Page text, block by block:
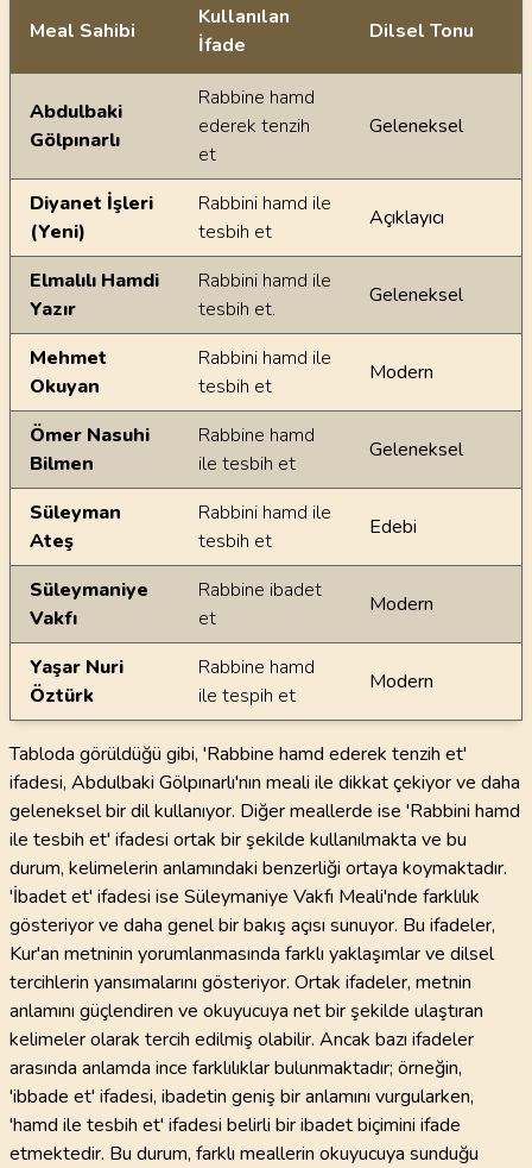
Ayetin meallerindeki dilsel farklılıklar
Meal Sahibi
Kullanılan
İfade
Dilsel Tonu
Abdulbaki
Gölpınarlı
Rabbine hamd
ederek tenzih
et
Geleneksel
Diyanet İşleri
(Yeni)
Rabbini hamd ile
tesbih et
Açıklayıcı
Elmalılı Hamdi
Yazır
Rabbini hamd ile
tesbih et.
Geleneksel
Mehmet
Okuyan
Rabbini hamd ile
tesbih et
Modern
Ömer Nasuhi
Bilmen
Rabbine hamd
ile tesbih et
Geleneksel
Süleyman
Ateş
Rabbini hamd ile
tesbih et
Edebi
Süleymaniye
Vakfı
Rabbine ibadet
et
Modern
Yaşar Nuri
Öztürk
Rabbine hamd
ile tespih et
Modern
Tabloda görüldüğü gibi, 'Rabbine hamd ederek tenzih et'
ifadesi, Abdulbaki Gölpınarlı'nın meali ile dikkat çekiyor ve daha
geleneksel bir dil kullanıyor. Diğer meallerde ise 'Rabbini hamd
ile tesbih et' ifadesi ortak bir şekilde kullanılmakta ve bu
durum, kelimelerin anlamındaki benzerliği ortaya koymaktadır.
'İbadet et' ifadesi ise Süleymaniye Vakfı Meali'nde farklılık
gösteriyor ve daha genel bir bakış açısı sunuyor. Bu ifadeler,
Kur'an metninin yorumlanmasında farklı yaklaşımlar ve dilsel
tercihlerin yansımalarını gösteriyor. Ortak ifadeler, metnin
anlamını güçlendiren ve okuyucuya net bir şekilde ulaştıran
kelimeler olarak tercih edilmiş olabilir. Ancak bazı ifadeler
arasında anlamda ince farklılıklar bulunmaktadır; örneğin,
'ibbade et' ifadesi, ibadetin geniş bir anlamını vurgularken,
'hamd ile tesbih et' ifadesi belirli bir ibadet biçimini ifade
etmektedir. Bu durum, farklı meallerin okuyucuya sunduğu